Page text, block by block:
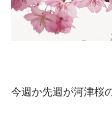
今週か先週が河津桜